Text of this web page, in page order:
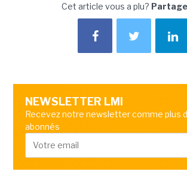
Cet article vous a plu?
NEWSLETTER LMI
Recevez notre newsletter comme plus
abonnés